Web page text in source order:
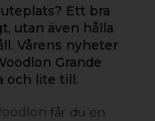
Ett bra
utan även hålla
Vårens nyheter
Grande
och lite till.
får du en